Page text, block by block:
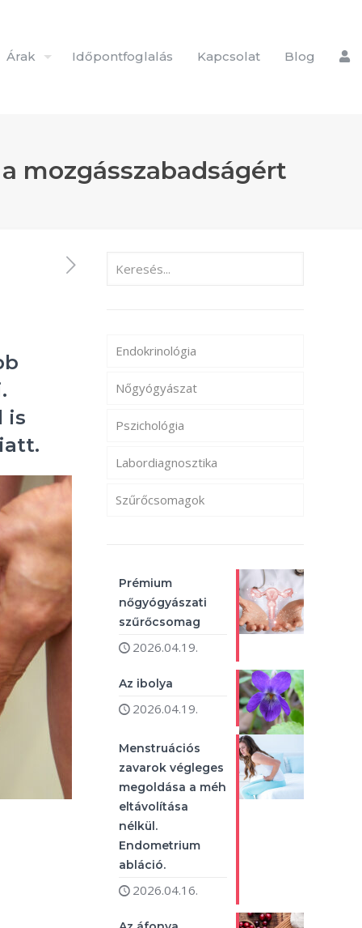
Árak Időpontfoglalás Kapcsolat Blog
mozgásszabadságért
is
Endokrinológia
Nőgyógyászat
Pszichológia
Labordiagnosztika
Szűrőcsomagok
Prémium
nőgyógyászati
szűrőcsomag
2026.04.19.
Az ibolya
2026.04.19.
Menstruációs
zavarok végleges
megoldása a méh
eltávolítása
nélkül.
Endometrium
abláció.
2026.04.16.